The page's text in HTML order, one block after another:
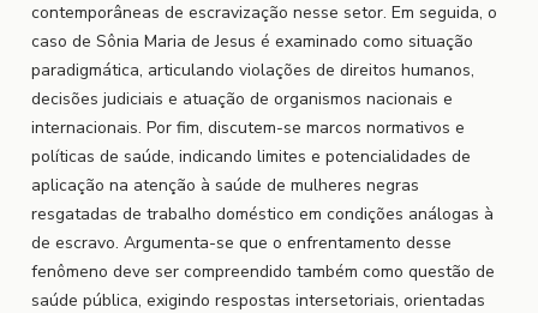
contemporâneas de escravização nesse setor. Em seguida, o
caso de Sônia Maria de Jesus é examinado como situação
paradigmática, articulando violações de direitos humanos,
decisões judiciais e atuação de organismos nacionais e
internacionais. Por fim, discutem-se marcos normativos e
políticas de saúde, indicando limites e potencialidades de
aplicação na atenção à saúde de mulheres negras
resgatadas de trabalho doméstico em condições análogas à
de escravo. Argumenta-se que o enfrentamento desse
fenômeno deve ser compreendido também como questão de
saúde pública, exigindo respostas intersetoriais, orientadas